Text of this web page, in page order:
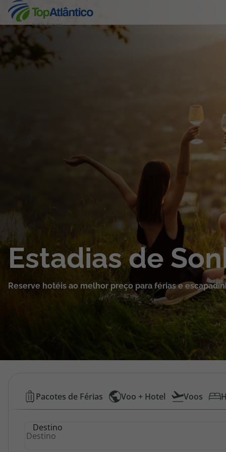
Hotéis Baratos
Destinos
Pacotes de Férias
Cruzeiros
Promoções
Área de Cliente
Estadias de
Reserve hotéis ao melhor preço para férias e
Hotéis
Baratos
Pacotes de Férias Voo + Hotel Voos
Destino